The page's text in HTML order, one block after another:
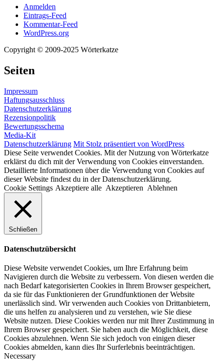
Anmelden
Eintrags-Feed
Kommentar-Feed
WordPress.org
Copyright © 2009-2025 Wörterkatze
Seiten
Impressum
Haftungsausschluss
Datenschutzerklärung
Rezensionpolitik
Bewertungsschema
Media-Kit
Datenschutzerklärung Mit Stolz präsentiert von WordPress
Diese Seite verwendet Cookies. Mit der Nutzung von Wörterkatze
erklärst du dich mit der Verwendung von Cookies einverstanden.
Detaillierte Informationen über die Verwendung von Cookies auf
dieser Website findest du in der Datenschutzerklärung.
Cookie Settings Akzeptiere alle Akzeptieren Ablehnen
Schließen
Datenschutzübersicht
Diese Website verwendet Cookies, um Ihre Erfahrung beim
Navigieren durch die Website zu verbessern. Von diesen werden die
nach Bedarf kategorisierten Cookies in Ihrem Browser gespeichert,
da sie für das Funktionieren der Grundfunktionen der Website
unerlässlich sind. Wir verwenden auch Cookies von Drittanbietern,
die uns helfen zu analysieren und zu verstehen, wie Sie diese
Website nutzen. Diese Cookies werden nur mit Ihrer Zustimmung in
Ihrem Browser gespeichert. Sie haben auch die Möglichkeit, diese
Cookies abzulehnen. Wenn Sie sich jedoch von einigen dieser
Cookies abmelden, kann dies Ihr Surferlebnis beeinträchtigen.
Necessary